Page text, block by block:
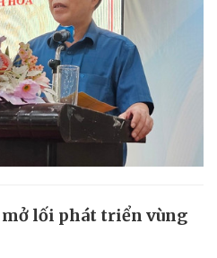
mở lối phát triển vùng